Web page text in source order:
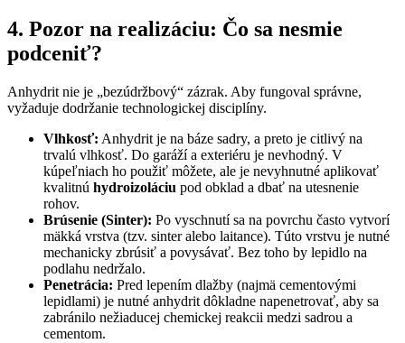
4. Pozor na realizáciu: Čo sa nesmie
podceniť?
Anhydrit nie je „bezúdržbový“ zázrak. Aby fungoval správne,
vyžaduje dodržanie technologickej disciplíny.
Vlhkosť: Anhydrit je na báze sadry, a preto je citlivý na
trvalú vlhkosť. Do garáží a exteriéru je nevhodný. V
kúpeľniach ho použiť môžete, ale je nevyhnutné aplikovať
kvalitnú hydroizoláciu pod obklad a dbať na utesnenie
rohov.
Brúsenie (Sinter): Po vyschnutí sa na povrchu často vytvorí
mäkká vrstva (tzv. sinter alebo laitance). Túto vrstvu je nutné
mechanicky zbrúsiť a povysávať. Bez toho by lepidlo na
podlahu nedržalo.
Penetrácia: Pred lepením dlažby (najmä cementovými
lepidlami) je nutné anhydrit dôkladne napenetrovať, aby sa
zabránilo nežiaducej chemickej reakcii medzi sadrou a
cementom.